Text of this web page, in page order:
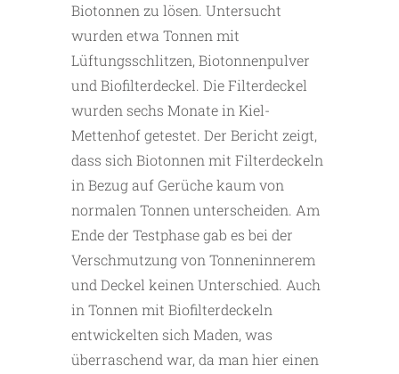
Biotonnen zu lösen. Untersucht
wurden etwa Tonnen mit
Lüftungsschlitzen, Biotonnenpulver
und Biofilterdeckel. Die Filterdeckel
wurden sechs Monate in Kiel-
Mettenhof getestet. Der Bericht zeigt,
dass sich Biotonnen mit Filterdeckeln
in Bezug auf Gerüche kaum von
normalen Tonnen unterscheiden. Am
Ende der Testphase gab es bei der
Verschmutzung von Tonneninnerem
und Deckel keinen Unterschied. Auch
in Tonnen mit Biofilterdeckeln
entwickelten sich Maden, was
überraschend war, da man hier einen